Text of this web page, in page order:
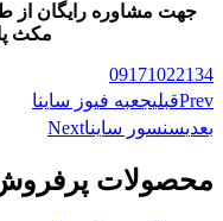
جهت مشاوره رایگان از
مکث
09171022134
Prevقبلیجعبه فیوز ساینا
بعدیسنسور سایناNext
محصولات